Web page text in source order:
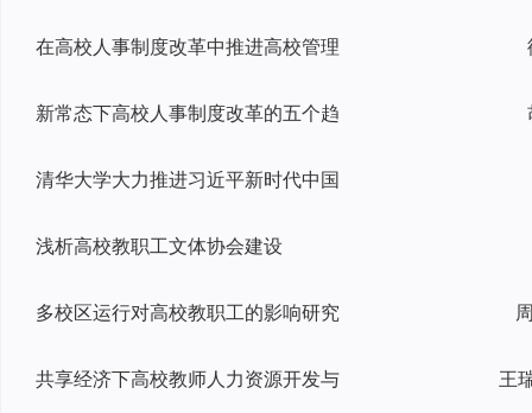
在高校人事制度改革中推进高校管理
新常态下高校人事制度改革的五个趋
清华大学大力推进习近平新时代中国
浅析高校教职工文体协会建设
多校区运行对高校教职工的影响研究
共享经济下高校教师人力资源开发与